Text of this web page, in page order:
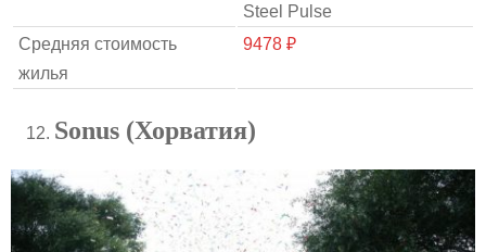
Steel Pulse
Средняя стоимость
жилья
9478 ₽
Sonus (Хорватия)